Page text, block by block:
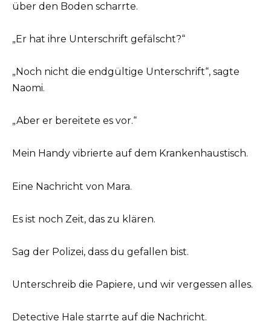
über den Boden scharrte.
„Er hat ihre Unterschrift gefälscht?“
„Noch nicht die endgültige Unterschrift“, sagte
Naomi.
„Aber er bereitete es vor.“
Mein Handy vibrierte auf dem Krankenhaustisch.
Eine Nachricht von Mara.
Es ist noch Zeit, das zu klären.
Sag der Polizei, dass du gefallen bist.
Unterschreib die Papiere, und wir vergessen alles.
Detective Hale starrte auf die Nachricht.